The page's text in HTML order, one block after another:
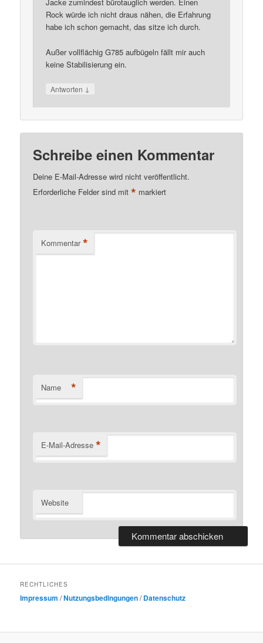
Jacke zumindest bürotauglich werden. Einen
Rock würde ich nicht draus nähen, die Erfahrung
habe ich schon gemacht, das sitze ich durch.
Außer vollflächig G785 aufbügeln fällt mir auch
keine Stabilisierung ein.
Antworten ↓
Schreibe einen Kommentar
Deine E-Mail-Adresse wird nicht veröffentlicht.
Erforderliche Felder sind mit* markiert
Kommentar *
Name *
E-Mail-Adresse *
Website
RECHTLICHES
Impressum /Nutzungsbedingungen/Datenschutz